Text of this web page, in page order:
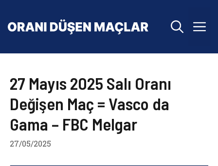
27 Mayıs 2025 Salı Oranı
Değişen Maç = Vasco da
Gama – FBC Melgar
27/05/2025